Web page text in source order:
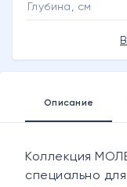
Глубина, см
Описание
Коллекция
специально